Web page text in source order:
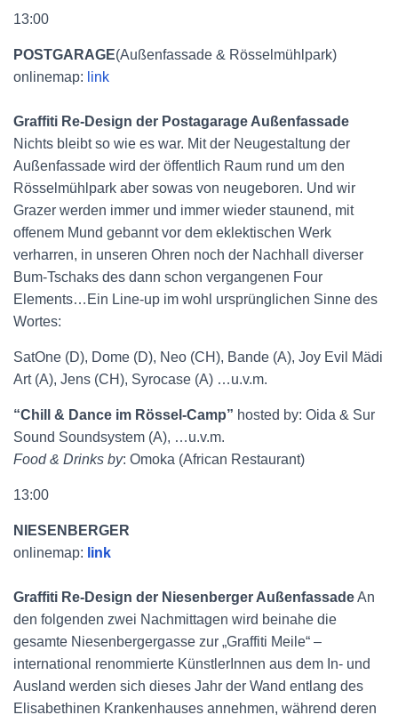
13:00
POSTGARAGE(Außenfassade & Rösselmühlpark)
onlinemap: link
Graffiti Re-Design der Postagarage Außenfassade
Nichts bleibt so wie es war. Mit der Neugestaltung der
Außenfassade wird der öffentlich Raum rund um den
Rösselmühlpark aber sowas von neugeboren. Und wir
Grazer werden immer und immer wieder staunend, mit
offenem Mund gebannt vor dem eklektischen Werk
verharren, in unseren Ohren noch der Nachhall diverser
Bum-Tschaks des dann schon vergangenen Four
Elements…Ein Line-up im wohl ursprünglichen Sinne des
Wortes:
SatOne (D), Dome (D), Neo (CH), Bande (A), Joy Evil Mädi
Art (A), Jens (CH), Syrocase (A) …u.v.m.
“Chill & Dance im Rössel-Camp” hosted by: Oida & Sur
Sound Soundsystem (A), …u.v.m.
Food & Drinks by: Omoka (African Restaurant)
13:00
NIESENBERGER
onlinemap: link
Graffiti Re-Design der Niesenberger AußenfassadeAn
den folgenden zwei Nachmittagen wird beinahe die
gesamte Niesenbergergasse zur „Graffiti Meile“ –
international renommierte KünstlerInnen aus dem In- und
Ausland werden sich dieses Jahr der Wand entlang des
Elisabethinen Krankenhauses annehmen, während deren